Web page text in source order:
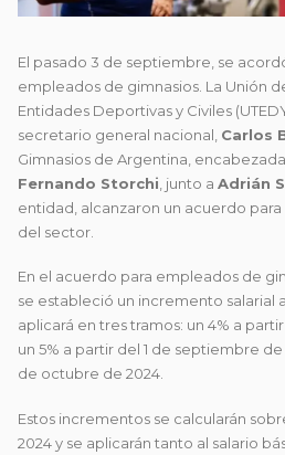
El pasado 3 de septiembre, se
empleados de gimnasios. La Unión
Entidades Deportivas y Civiles
secretario general nacional, Carlos
Gimnasios de Argentina,
Fernando Storchi , junto a Adrián
entidad, alcanzaron un acuerdo
del sector.
En el acuerdo para empleados de
se estableció un incremento salarial
aplicará en tres tramos: un 4% a
un 5% a partir del 1 de septiembre de
de octubre de 2024.
Estos incrementos se calcularán
2024 y se aplicarán tanto al salario